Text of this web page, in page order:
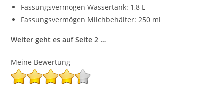
Fassungsvermögen Wassertank: 1,8 L
Fassungsvermögen Milchbehälter: 250 ml
Weiter geht es auf Seite 2 …
Meine Bewertung